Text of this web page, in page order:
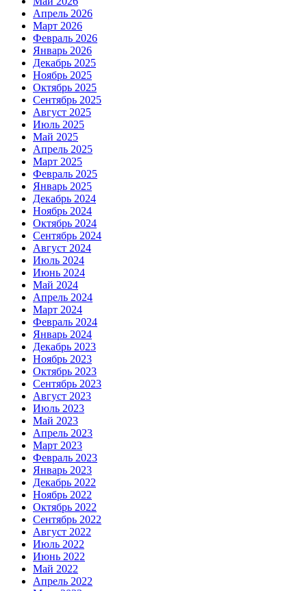
Апрель 2026
Март 2026
Февраль 2026
Январь 2026
Декабрь 2025
Ноябрь 2025
Октябрь 2025
Сентябрь 2025
Август 2025
Июль 2025
Май 2025
Апрель 2025
Март 2025
Февраль 2025
Январь 2025
Декабрь 2024
Ноябрь 2024
Октябрь 2024
Сентябрь 2024
Август 2024
Июль 2024
Июнь 2024
Май 2024
Апрель 2024
Март 2024
Февраль 2024
Январь 2024
Декабрь 2023
Ноябрь 2023
Октябрь 2023
Сентябрь 2023
Август 2023
Июль 2023
Май 2023
Апрель 2023
Март 2023
Февраль 2023
Январь 2023
Декабрь 2022
Ноябрь 2022
Октябрь 2022
Сентябрь 2022
Август 2022
Июль 2022
Июнь 2022
Май 2022
Апрель 2022